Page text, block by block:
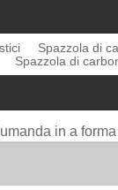
Spazzola di
Spazzola di
in a